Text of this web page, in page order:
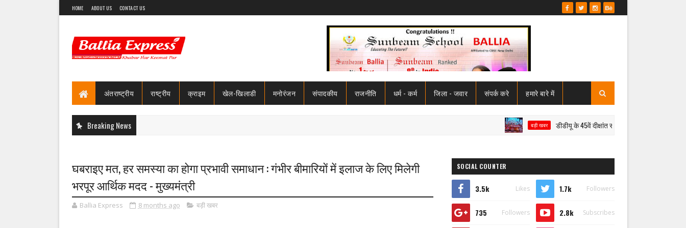
HOME ABOUT US CONTACT US
अंतराष्ट्रीय राष्ट्रीय क्राइम खेल-खिलाडी मनोरंजन संपादकीय राजनीति धर्म - कर्म जिला - जवार संपर्क करे हमारे बारे में
Breaking News बड़ी खबर डीडीयू के 45वें दीक्षांत समारोह में मेधावियों का सम्मान, राज्यपाल ने
घबराइए मत, हर समस्या का होगा प्रभावी समाधान : गंभीर बीमारियों में इलाज के लिए मिलेगी
भरपूर आर्थिक मदद - मुख्यमंत्री
Ballia Express 8 months ago बड़ी खबर
SOCIAL COUNTER
3.5k Likes 1.7k Followers
735 Followers 2.8k Subscribes